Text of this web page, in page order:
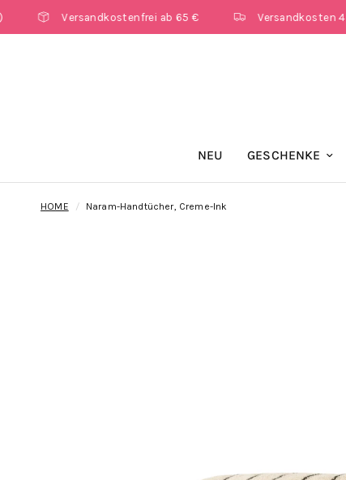
Versandkostenfrei ab 65 € Versandkosten 4,95€ (DE)
NEU GESCHENKE
HOME / Naram-Handtücher, Creme-Ink